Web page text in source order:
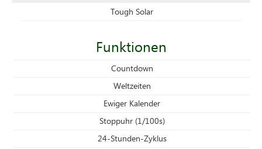
Tough Solar
Funktionen
Countdown
Weltzeiten
Ewiger Kalender
Stoppuhr (1/100s)
24-Stunden-Zyklus